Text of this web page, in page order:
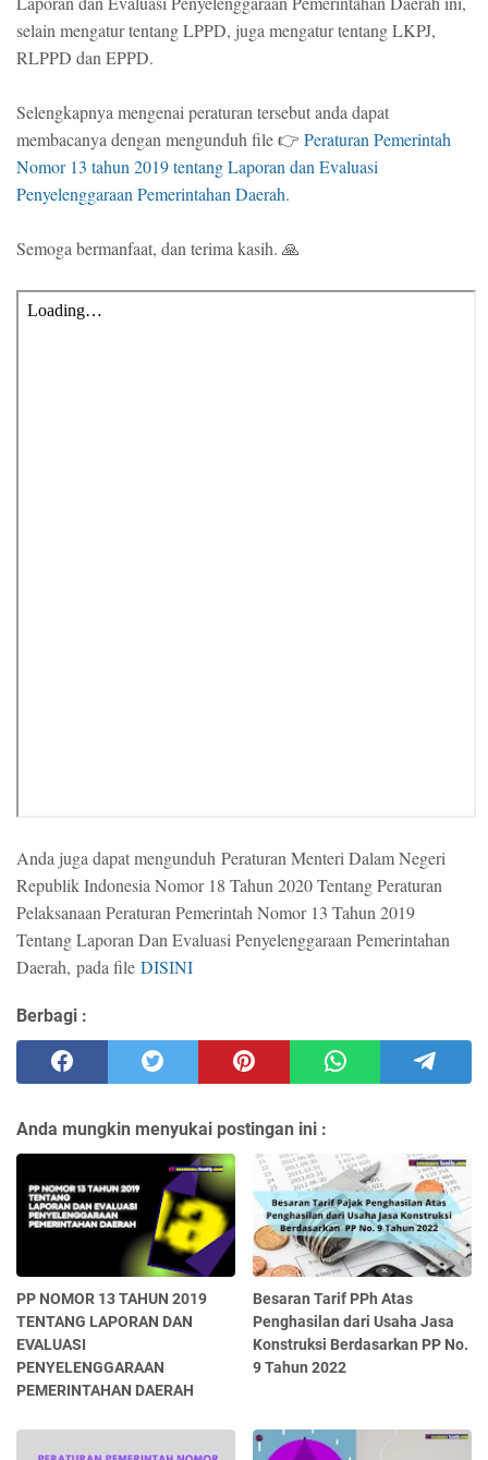
selain mengatur tentang LPPD, juga mengatur tentang LKPJ,
RLPPD dan EPPD.
Selengkapnya mengenai peraturan tersebut anda dapat
membacanya dengan mengunduh file 👉 Peraturan Pemerintah
Nomor 13 tahun 2019 tentang Laporan dan Evaluasi
Penyelenggaraan Pemerintahan Daerah.
Semoga bermanfaat, dan terima kasih. 🙏
Anda juga dapat mengunduh Peraturan Menteri Dalam Negeri
Republik Indonesia Nomor 18 Tahun 2020 Tentang Peraturan
Pelaksanaan Peraturan Pemerintah Nomor 13 Tahun 2019
Tentang Laporan Dan Evaluasi Penyelenggaraan Pemerintahan
Daerah, pada file DISINI
Berbagi :
Anda mungkin menyukai postingan ini :
PP NOMOR 13 TAHUN 2019
TENTANG LAPORAN DAN
EVALUASI
PENYELENGGARAAN
PEMERINTAHAN DAERAH
Besaran Tarif PPh Atas
Penghasilan dari Usaha Jasa
Konstruksi Berdasarkan PP No.
9 Tahun 2022